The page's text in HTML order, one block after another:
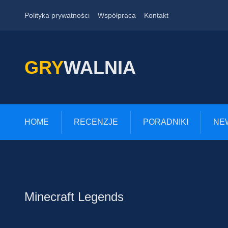
Polityka prywatności Współpraca Kontakt
GRYWALNIA
HOME RECENZJE PORADNIKI
Minecraft Legends